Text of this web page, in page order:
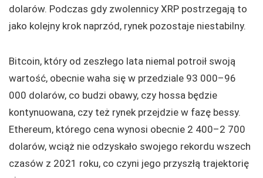
dolarów. Podczas gdy zwolennicy XRP postrzegają to
jako kolejny krok naprzód, rynek pozostaje niestabilny.
Bitcoin, który od zeszłego lata niemal potroił swoją
wartość, obecnie waha się w przedziale 93 000–96
000 dolarów, co budzi obawy, czy hossa będzie
kontynuowana, czy też rynek przejdzie w fazę bessy.
Ethereum, którego cena wynosi obecnie 2 400–2 700
dolarów, wciąż nie odzyskało swojego rekordu wszech
czasów z 2021 roku, co czyni jego przyszłą trajektorię